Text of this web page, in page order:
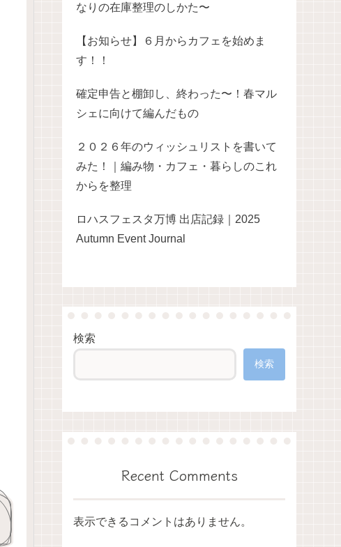
なりの在庫整理のしかた〜
【お知らせ】６月からカフェを始めま
す！！
確定申告と棚卸し、終わった〜！春マル
シェに向けて編んだもの
２０２６年のウィッシュリストを書いて
みた！｜編み物・カフェ・暮らしのこれ
からを整理
ロハスフェスタ万博 出店記録｜2025
Autumn Event Journal
検索
検索
Recent Comments
表示できるコメントはありません。